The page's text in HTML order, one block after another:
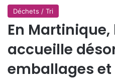
Déchets / Tri
En
accueille
emballages